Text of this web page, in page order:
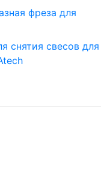
снятия свесов для